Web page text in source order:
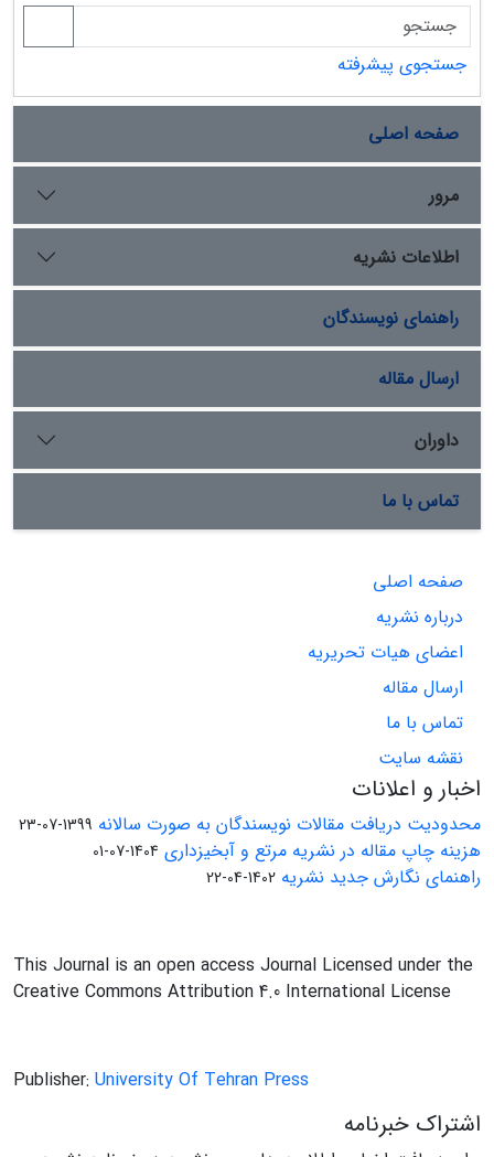
جستجوی پیشرفته
صفحه اصلی
مرور
اطلاعات نشریه
راهنمای نویسندگان
ارسال مقاله
داوران
تماس با ما
صفحه اصلی
درباره نشریه
اعضای هیات تحریریه
ارسال مقاله
تماس با ما
نقشه سایت
اخبار و اعلانات
محدودیت دریافت مقالات نویسندگان به صورت سالانه 1399-07-23
هزینه چاپ مقاله در نشریه مرتع و آبخیزداری 1404-07-01
راهنمای نگارش جدید نشریه 1402-04-22
This Journal is an open access Journal Licensed under the
Creative Commons Attribution 4.0 International License
Publisher: University Of Tehran Press
اشتراک خبرنامه